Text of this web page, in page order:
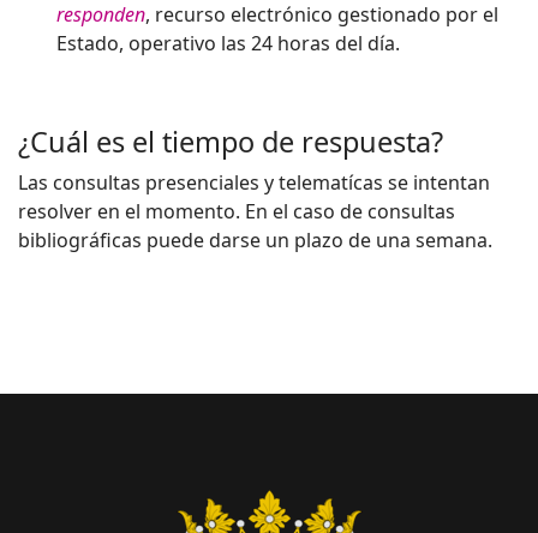
responden, recurso electrónico gestionado por el
Estado, operativo las 24 horas del día.
¿Cuál es el tiempo de respuesta?
Las consultas presenciales y telematícas se intentan
resolver en el momento. En el caso de consultas
bibliográficas puede darse un plazo de una semana.